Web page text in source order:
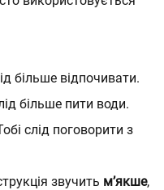
більше відпочивати.
більше пити води.
слід поговорити з
звучить м’якше,